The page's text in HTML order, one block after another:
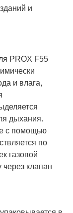
и
PROX F55
и влага,
дыхания.
с помощью
по
газовой
клапан